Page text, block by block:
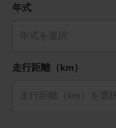
年式
走行距離（km）